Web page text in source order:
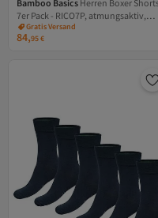
Bamboo Basics Herren Boxer
7er Pack - RICO7P, atmungsaktiv,
Single Jersey
Versand Kostenlos
Gratis Versand
Versand Kostenlos
84,95€